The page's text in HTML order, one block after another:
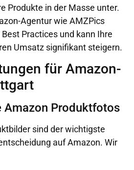
Produkte in der Masse unter.
Agentur wie AMZPics
Practices und kann Ihre
Umsatz signifikant steigern.
für Amazon-
Amazon Produktfotos
sind der wichtigste
auf Amazon. Wir